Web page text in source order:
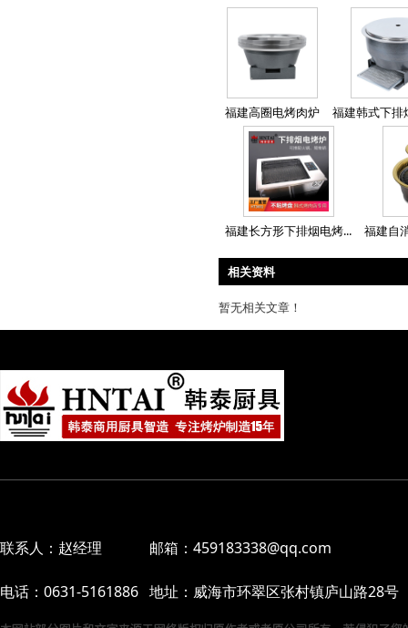
福建高圈电烤肉炉 福建韩式下排
福建长方形下排烟电烤... 福建自
相关资料
暂无相关文章！
联系人：赵经理 邮箱：459183338@qq.com
电话：0631-5161886 地址：威海市环翠区张村镇庐山路28号